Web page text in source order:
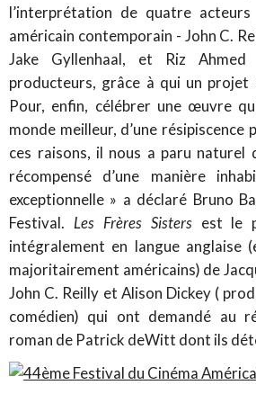
l’interprétation de quatre
américain contemporain - John C.
Jake Gyllenhaal, et Riz
producteurs, grâce à qui un projet
Pour, enfin, célébrer une œuvre
monde meilleur, d’une résipiscence
ces raisons, il nous a paru naturel
récompensé d’une manière
exceptionnelle » a déclaré Bruno
Festival. Les Frères Sistersest le
intégralement en langue anglaise
majoritairement américains) de
John C. Reilly et Alison Dickey (
comédien) qui ont demandé au
roman de Patrick deWitt dont ils